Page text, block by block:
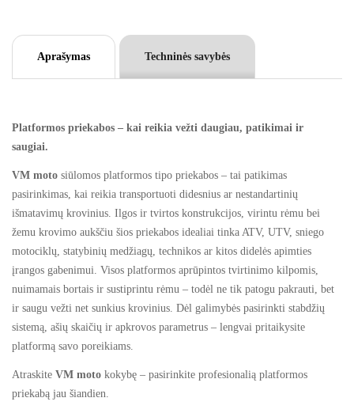
t
v
Aprašymas Techninės savybės
Platformos priekabos – kai reikia vežti daugiau, patikimai ir
saugiai.
VM moto siūlomos platformos tipo priekabos – tai patikimas
pasirinkimas, kai reikia transportuoti didesnius ar nestandartinių
išmatavimų krovinius. Ilgos ir tvirtos konstrukcijos, virintu rėmu bei
žemu krovimo aukščiu šios priekabos idealiai tinka ATV, UTV, sniego
motociklų, statybinių medžiagų, technikos ar kitos didelės apimties
įrangos gabenimui. Visos platformos aprūpintos tvirtinimo kilpomis,
nuimamais bortais ir sustiprintu rėmu – todėl ne tik patogu pakrauti, bet
ir saugu vežti net sunkius krovinius. Dėl galimybės pasirinkti stabdžių
sistemą, ašių skaičių ir apkrovos parametrus – lengvai pritaikysite
platformą savo poreikiams.
Atraskite VM moto kokybę – pasirinkite profesionalią platformos
priekabą jau šiandien.